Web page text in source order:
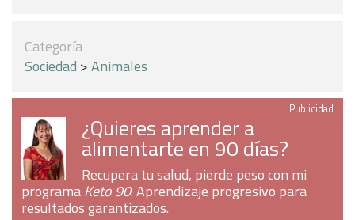
Categoría
Sociedad >Animales
Publicidad
¿Quieres aprender a
alimentarte en 90 días?
Recupera tu salud, pierde peso con mi
programaKeto 90. Aprendizaje progresivo para
resultados garantizados.